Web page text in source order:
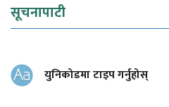
सूचनापाटी
युनिकोडमा टाइप गर्नुहोस्